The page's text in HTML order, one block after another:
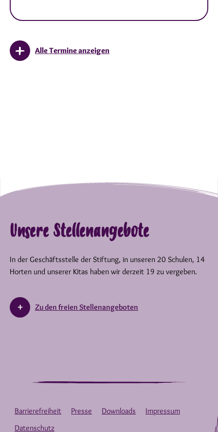
Alle Termine anzeigen
Unsere Stellenangebote
In der Geschäftsstelle der Stiftung, in unseren 20 Schulen, 14
Horten und unserer Kitas haben wir derzeit 19 zu vergeben.
Zu den freien Stellenangeboten
Barrierefreiheit Presse Downloads
Impressum
Datenschutz